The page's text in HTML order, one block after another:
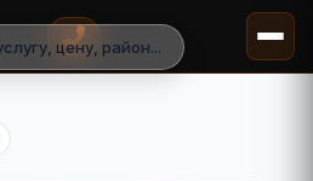
цену, район...